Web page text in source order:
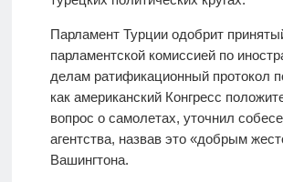
Парламент Турции одобрит
парламентской комиссией по
делам ратификационный протокол
как американский Конгресс
вопрос о самолетах, уточнил
агентства, назвав это «добрым
Вашингтона.